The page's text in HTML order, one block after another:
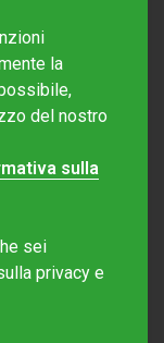
la
del nostro
sulla
sei
privacy e